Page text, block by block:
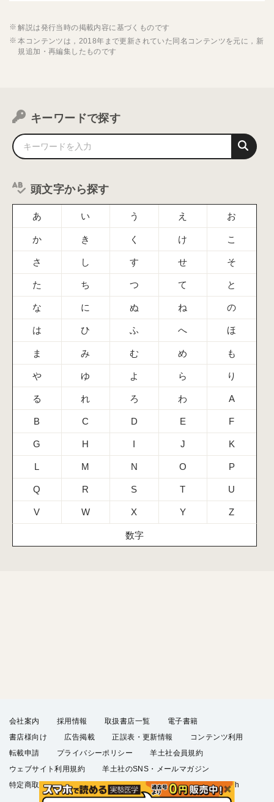
解説は発行当時の掲載内容に基づくものです
本コンテンツは，2018年まで更新されていた同名コンテンツを元に，新
規追加・再編集したものです
キーワードで探す
頭文字から探す
あ い う え お
か き く け こ
さ し す せ そ
た ち つ て と
な に ぬ ね の
は ひ ふ へ ほ
ま み む め も
や ゆ よ ら り
る れ ろ わ A
B C D E F
G H I J K
L M N O P
Q R S T U
V W X Y Z
数字
会社案内 採用情報 取扱書店一覧
電子書籍
書店様向け
広告掲載 正誤表・更新情報
コンテンツ利用
転載申請
プライバシーポリシー
羊土社会員規約
ウェブサイト利用規約
羊土社のSNS・メールマガジン
特定商取引法に基づく表示
FAQ お問い合わせ English